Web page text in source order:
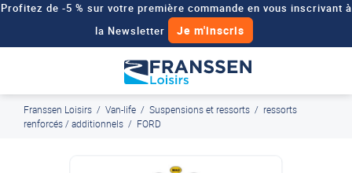
Profitez de -5 % sur votre première commande en vous inscrivant à
la Newsletter
Je m'inscris
Demander un devis
Paiement en ligne sécurisé, en 4x par Paypal
Franssen Loisirs / Van-life / Suspensions et ressorts / ressorts
renforcés / additionnels / FORD